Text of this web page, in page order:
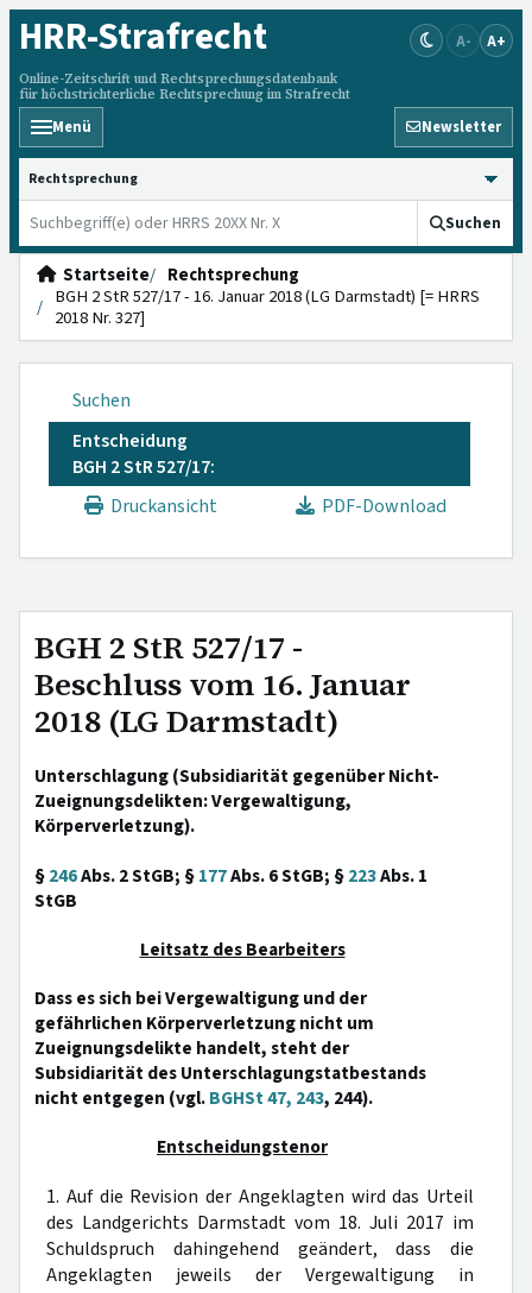
HRR-Strafrecht
Online-Zeitschrift und Rechtsprechungsdatenbank
für höchstrichterliche Rechtsprechung im Strafrecht
A- A+
Menü Newsletter
HRRS durchsuchen
Suchen
Startseite
Rechtsprechung
BGH 2 StR 527/17 - 16. Januar 2018 (LG Darmstadt) [= HRRS
2018 Nr. 327]
Suchen
Entscheidung
BGH 2 StR 527/17:
Druckansicht
PDF-Download
BGH 2 StR 527/17 -
Beschluss vom 16. Januar
2018 (LG Darmstadt)
Unterschlagung (Subsidiarität gegenüber Nicht-
Zueignungsdelikten: Vergewaltigung,
Körperverletzung).
§246Abs. 2 StGB; §177Abs. 6 StGB; §223Abs. 1
StGB
Leitsatz des Bearbeiters
Dass es sich bei Vergewaltigung und der
gefährlichen Körperverletzung nicht um
Zueignungsdelikte handelt, steht der
Subsidiarität des Unterschlagungstatbestands
nicht entgegen (vgl.BGHSt 47, 243, 244).
Entscheidungstenor
1. Auf die Revision der Angeklagten wird das Urteil
des Landgerichts Darmstadt vom 18. Juli 2017 im
Schuldspruch dahingehend geändert, dass die
Angeklagten jeweils der Vergewaltigung in